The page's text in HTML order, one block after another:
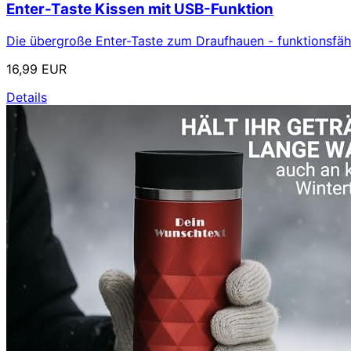
Enter-Taste Kissen mit USB-Funktion
Die übergroße Enter-Taste zum Draufhauen -
16,99 EUR
Details